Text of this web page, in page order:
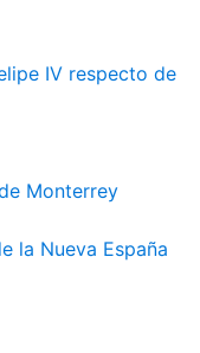
IV respecto de
Monterrey
la Nueva España